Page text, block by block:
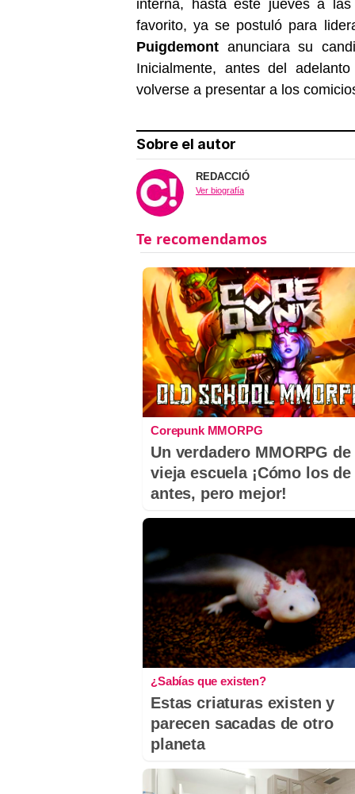
interna, hasta este jueves a
favorito, ya se postuló para
Puigdemont anunciara su
Inicialmente, antes del
volverse a presentar a los
Sobre el autor
REDACCIÓ
Ver biografía
Corepunk MMORPG
Un verdadero MMORPG de
vieja escuela ¡Cómo los de
antes, pero mejor!
¿Sabías que existen?
Estas criaturas existen y
parecen sacadas de otro
planeta